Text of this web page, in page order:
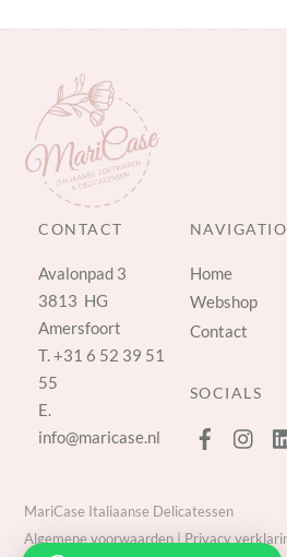
CONTACT
Avalonpad 3
3813 HG
Amersfoort
T.+31 6 52 39 51
55
E.
info@maricase.nl
Home
Webshop
Contact
SOCIALS
MariCase Italiaanse Delicatessen
Algemene voorwaarden
Privacy